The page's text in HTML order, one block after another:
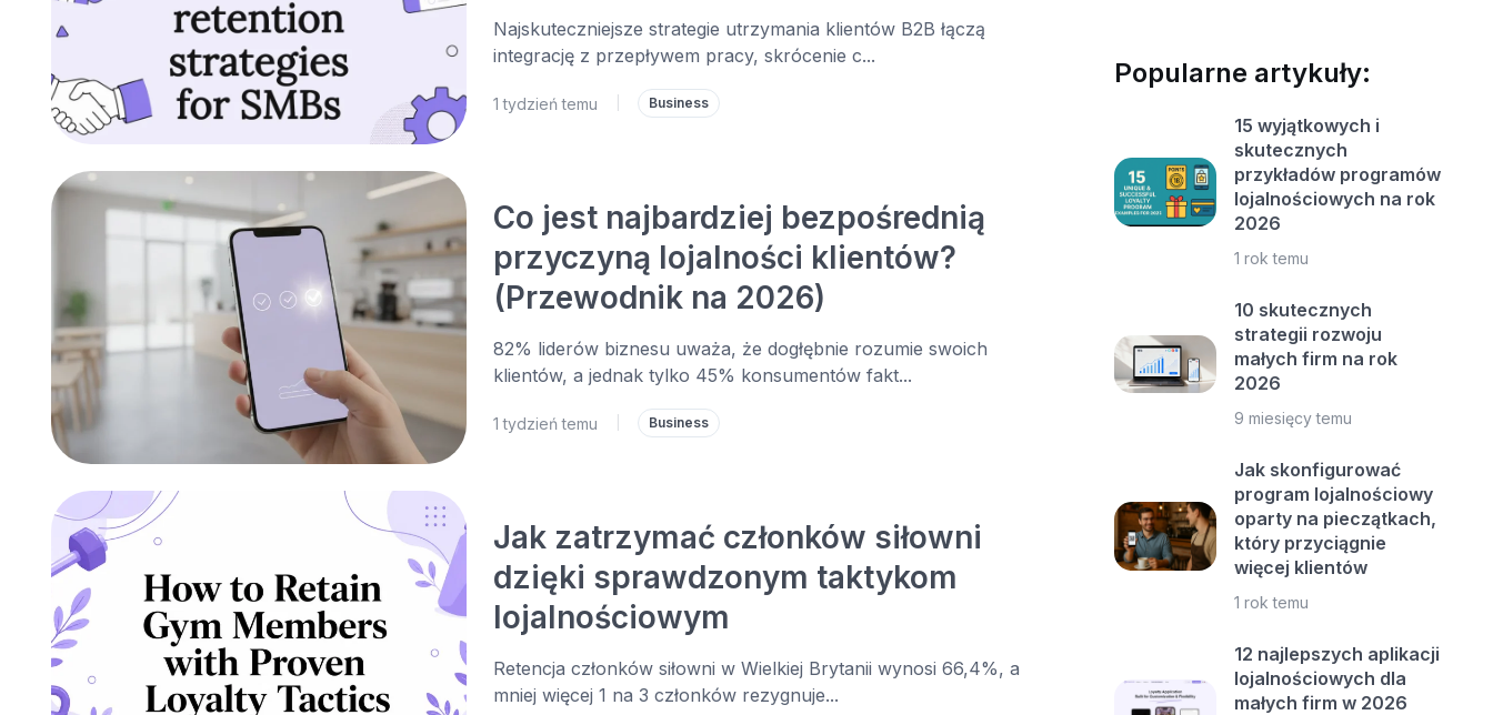
Najskuteczniejsze strategie utrzymania klientów B2B łączą
integrację z przepływem pracy, skrócenie c...
1 tydzień temu Business
Co jest najbardziej bezpośrednią
przyczyną lojalności klientów?
(Przewodnik na 2026)
82% liderów biznesu uważa, że dogłębnie rozumie swoich
klientów, a jednak tylko 45% konsumentów fakt...
1 tydzień temu Business
Jak zatrzymać członków siłowni
dzięki sprawdzonym taktykom
lojalnościowym
Retencja członków siłowni w Wielkiej Brytanii wynosi 66,4%, a
mniej więcej 1 na 3 członków rezygnuje...
Popularne artykuły:
15 wyjątkowych i
skutecznych
przykładów programów
lojalnościowych na rok
2026
1 rok temu
10 skutecznych
strategii rozwoju
małych firm na rok
2026
9 miesięcy temu
Jak skonfigurować
program lojalnościowy
oparty na pieczątkach,
który przyciągnie
więcej klientów
1 rok temu
12 najlepszych aplikacji
lojalnościowych dla
małych firm w 2026